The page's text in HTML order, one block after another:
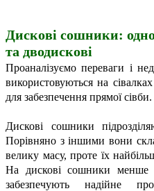
Дискові сошники:
та дводискові
Проаналізуємо переваги і
використовуються на
для забезпечення прямої сівби.
Дискові сошники
Порівняно з іншими вони
велику масу, проте їх
На дискові сошники менше
забезпечують надійне